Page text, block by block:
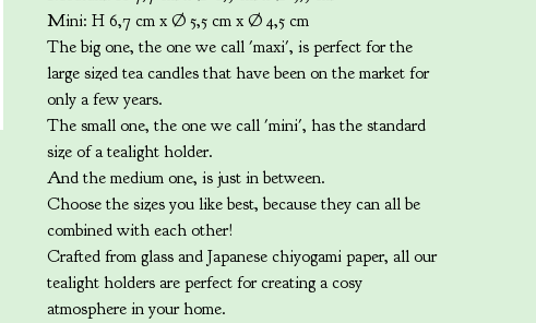
Mini: H 6,7 cm x Ø 5,5 cm x Ø 4,5 cm
The big one, the one we call 'maxi', is perfect for the
large sized tea candles that have been on the market for
only a few years.
The small one, the one we call 'mini', has the standard
size of a tealight holder.
And the medium one, is just in between.
Choose the sizes you like best, because they can all be
combined with each other!
Crafted from glass and Japanese chiyogami paper, all our
tealight holders are perfect for creating a cosy
atmosphere in your home.